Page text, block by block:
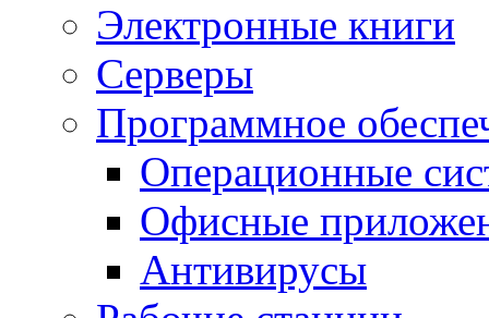
Электронные книги
Серверы
Программное
Операционные
Офисные
Антивирусы